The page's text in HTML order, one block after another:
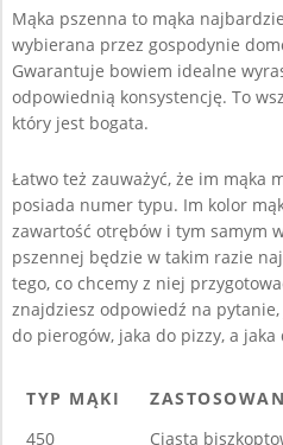
Mąka pszenna to mąka
wybierana przez gospodynie
Gwarantuje bowiem idealne
odpowiednią konsystencję. To
który jest bogata.
Łatwo też zauważyć, że im mąka
posiada numer typu. Im kolor
zawartość otrębów i tym samym
pszennej będzie w takim razie
tego, co chcemy z niej
znajdziesz odpowiedź na
do pierogów, jaka do pizzy, a
TYP MĄKI
450
Ciasta